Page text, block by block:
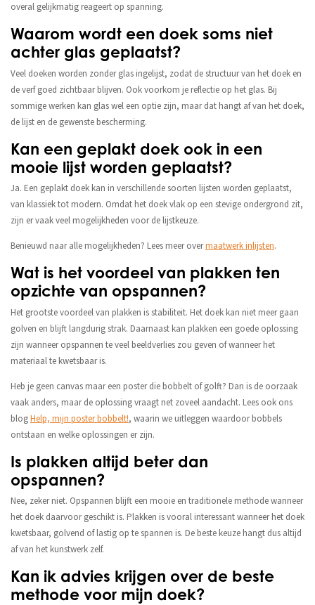
overal gelijkmatig reageert op spanning.
Waarom wordt een doek soms niet
achter glas geplaatst?
Veel doeken worden zonder glas ingelijst, zodat de structuur van het doek en
de verf goed zichtbaar blijven. Ook voorkom je reflectie op het glas. Bij
sommige werken kan glas wel een optie zijn, maar dat hangt af van het doek,
de lijst en de gewenste bescherming.
Kan een geplakt doek ook in een
mooie lijst worden geplaatst?
Ja. Een geplakt doek kan in verschillende soorten lijsten worden geplaatst,
van klassiek tot modern. Omdat het doek vlak op een stevige ondergrond zit,
zijn er vaak veel mogelijkheden voor de lijstkeuze.
Benieuwd naar alle mogelijkheden? Lees meer overmaatwerk inlijsten.
Wat is het voordeel van plakken ten
opzichte van opspannen?
Het grootste voordeel van plakken is stabiliteit. Het doek kan niet meer gaan
golven en blijft langdurig strak. Daarnaast kan plakken een goede oplossing
zijn wanneer opspannen te veel beeldverlies zou geven of wanneer het
materiaal te kwetsbaar is.
Heb je geen canvas maar een poster die bobbelt of golft? Dan is de oorzaak
vaak anders, maar de oplossing vraagt net zoveel aandacht. Lees ook ons
blogHelp, mijn poster bobbelt!, waarin we uitleggen waardoor bobbels
ontstaan en welke oplossingen er zijn.
Is plakken altijd beter dan
opspannen?
Nee, zeker niet. Opspannen blijft een mooie en traditionele methode wanneer
het doek daarvoor geschikt is. Plakken is vooral interessant wanneer het doek
kwetsbaar, golvend of lastig op te spannen is. De beste keuze hangt dus altijd
af van het kunstwerk zelf.
Kan ik advies krijgen over de beste
methode voor mijn doek?